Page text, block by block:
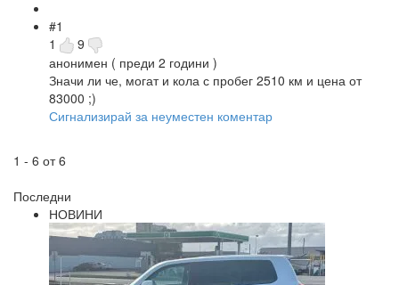
#1
1
9
анонимен ( преди 2 години )
Значи ли че, могат и кола с пробег 2510 км и цена от
83000 ;)
Сигнализирай за неуместен коментар
1 - 6 от 6
Последни
НОВИНИ